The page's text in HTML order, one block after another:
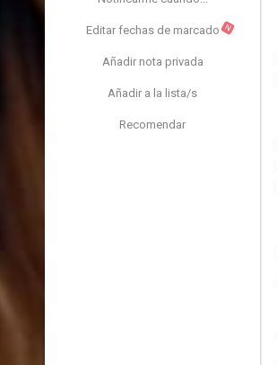
Editar fechas de marcado N
Añadir nota privada
Añadir a la lista/s
Recomendar